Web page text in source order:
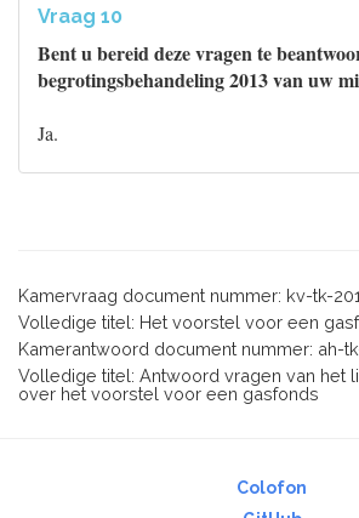
Vraag 10
Bent u bereid deze vragen te
begrotingsbehandeling 2013 van uw
Ja.
Kamervraag document nummer: kv-tk-
Volledige titel: Het voorstel voor een
Kamerantwoord document nummer: ah-
Volledige titel: Antwoord vragen van het
over het voorstel voor een gasfonds
Colofon